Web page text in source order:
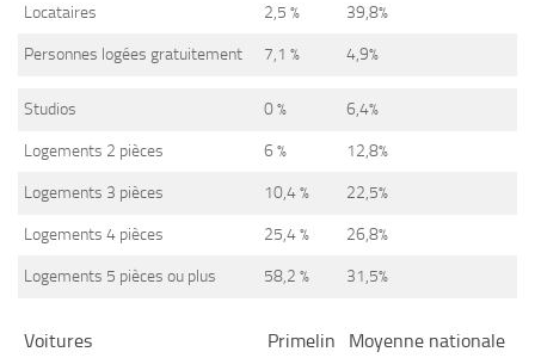
Locataires 2,5 % 39,8%
Personnes logées gratuitement 7,1 % 4,9%
Studios 0 % 6,4%
Logements 2 pièces 6 % 12,8%
Logements 3 pièces 10,4 % 22,5%
Logements 4 pièces 25,4 % 26,8%
Logements 5 pièces ou plus 58,2 % 31,5%
Voitures Primelin Moyenne nationale